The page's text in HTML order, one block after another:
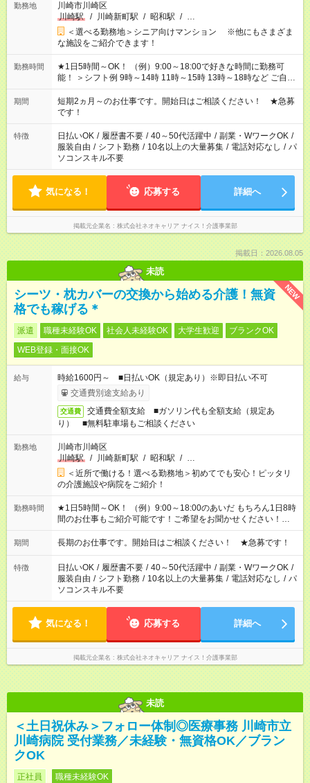
勤務地
川崎市川崎区
川崎駅
/ 川崎新町駅 / 昭和駅 / …
＜選べる勤務地＞シニア向けマンション ※他にもさまざま
な施設をご紹介できます！
勤務時間
★1日5時間～OK！ （例）9:00～18:00で好きな時間に勤務可
能！ ＞シフト例 9時～14時 11時～15時 13時～18時など ご自身
のご都合に合わせて勤務時間をご相談ください！ ★家庭の都合
でお休みや時間の調整が必要な場合も遠慮なくご相談くださ
い。
期間
短期2ヵ月～のお仕事です。開始日はご相談ください！ ★急募
です！
特徴 日払いOK / 履歴書不要 / 40～50代活躍中 / 副業・WワークOK /
服装自由 / シフト勤務 / 10名以上の大量募集 / 電話対応なし / パ
ソコンスキル不要
気になる！ 応募する 詳細へ
掲載元企業名 株式会社ネオキャリア ナイス！介護事業部
掲載日：2026.08.05
未読
NEW
シーツ・枕カバーの交換から始める介護！無資
格でも稼げる＊
派遣 職種未経験OK 社会人未経験OK 大学生歓迎
ブランクOK
WEB登録・面接OK
給与
時給1600円～ ■日払いOK（規定あり）※即日払い不可
交通費別途支給あり
交通費
交通費全額支給 ■ガソリン代も全額支給（規定あ
り） ■無料駐車場もご相談ください
勤務地
川崎市川崎区
川崎駅
/ 川崎新町駅 / 昭和駅 / …
＜近所で働ける！選べる勤務地＞初めてでも安心！ピッタリ
の介護施設や病院をご紹介！
勤務時間
★1日5時間～OK！ （例）9:00～18:00のあいだ もちろん1日8時
間のお仕事もご紹介可能です！ご希望をお聞かせください！★家
庭の都合でお休みが必要な場合も遠慮なくご相談ください。 ※
週最低15時間以上の勤務が必要です
期間 長期のお仕事です。開始日はご相談ください！ ★急募です！
特徴 日払いOK / 履歴書不要 / 40～50代活躍中 / 副業・WワークOK /
服装自由 / シフト勤務 / 10名以上の大量募集 / 電話対応なし / パ
ソコンスキル不要
気になる！ 応募する 詳細へ
掲載元企業名 株式会社ネオキャリア ナイス！介護事業部
未読
＜土日祝休み＞フォロー体制◎医療事務 川崎市立
川崎病院 受付業務／未経験・無資格OK／ブラン
クOK
正社員 職種未経験OK